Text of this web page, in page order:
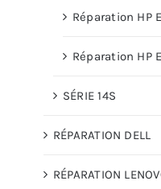
Réparation HP
Réparation HP
SÉRIE 14S
RÉPARATION DELL
RÉPARATION